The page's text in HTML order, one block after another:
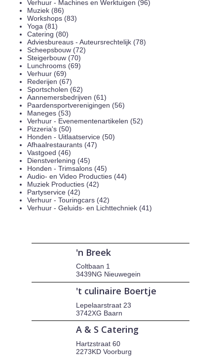
Verhuur - Machines en Werktuigen (96)
Muziek (86)
Workshops (83)
Yoga (81)
Catering (80)
Adviesbureaus - Auteursrechtelijk (78)
Scheepsbouw (72)
Steigerbouw (70)
Lunchrooms (69)
Verhuur (69)
Rederijen (67)
Sportscholen (62)
Aannemersbedrijven (61)
Paardensportverenigingen (56)
Maneges (53)
Verhuur - Evenementenartikelen (52)
Pizzeria's (50)
Honden - Uitlaatservice (50)
Afhaalrestaurants (47)
Vastgoed (46)
Dienstverlening (45)
Honden - Trimsalons (45)
Audio- en Video Producties (44)
Muziek Producties (42)
Partyservice (42)
Verhuur - Touringcars (42)
Verhuur - Geluids- en Lichttechniek (41)
'n Breek
Coltbaan 1
3439NG Nieuwegein
't culinaire Boertje
Lepelaarstraat 23
3742XG Baarn
A & S Catering
Hartzstraat 60
2273KD Voorburg